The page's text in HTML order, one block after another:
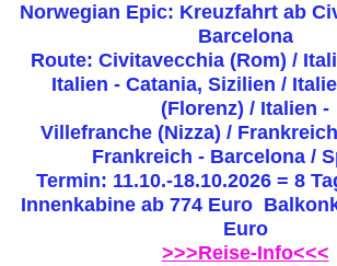
Norwegian Epic: Kreuzfahrt ab
Barcelona
Route: Civitavecchia (Rom) /
Italien - Catania, Sizilien /
(Florenz) / Italien -
Villefranche (Nizza) /
Frankreich - Barcelona /
Termin: 11.10.-18.10.2026 = 8
Innenkabine ab 774 Euro
Euro
>>>Reise-Info<<<